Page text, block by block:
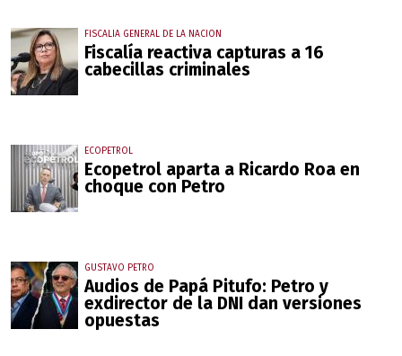
FISCALIA GENERAL DE LA NACION
Fiscalía reactiva capturas a 16
cabecillas criminales
ECOPETROL
Ecopetrol aparta a Ricardo Roa en
choque con Petro
GUSTAVO PETRO
Audios de Papá Pitufo: Petro y
exdirector de la DNI dan versiones
opuestas